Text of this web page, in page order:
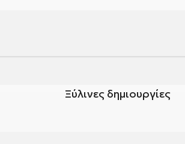
Ξύλινες δημιουργίες